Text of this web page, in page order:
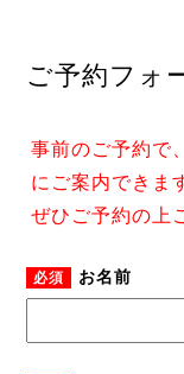
ご予約フォ
事前のご予約で
にご案内できま
ぜひご予約の上
必須 お名前